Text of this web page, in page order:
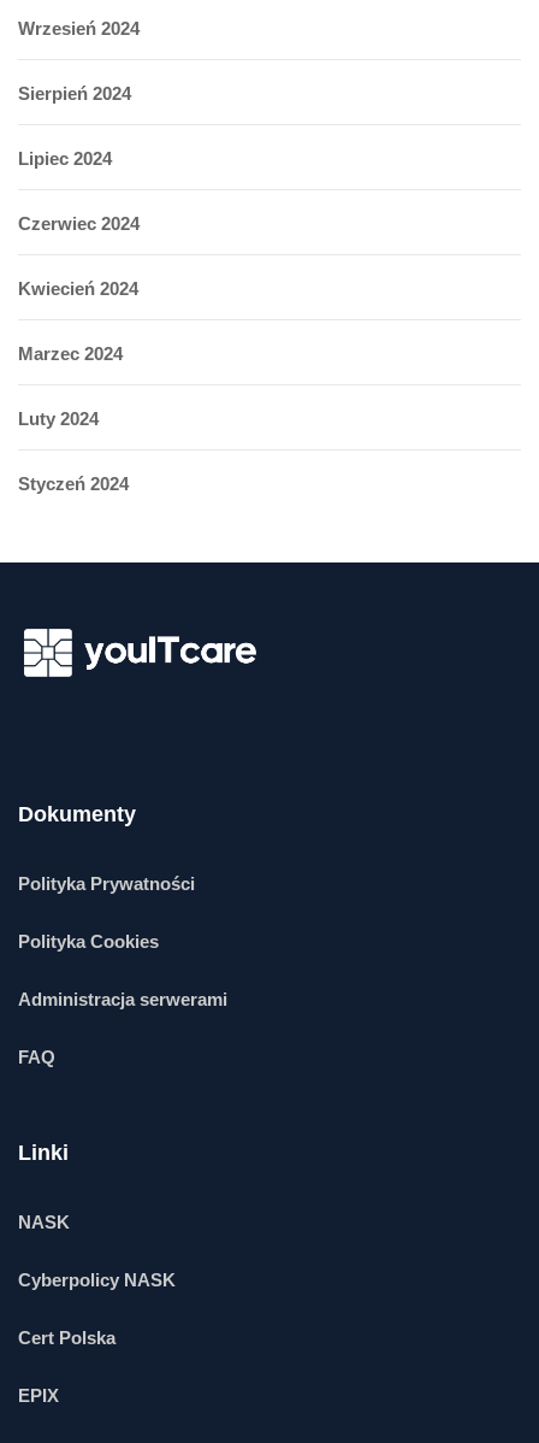
Wrzesień 2024
Sierpień 2024
Lipiec 2024
Czerwiec 2024
Kwiecień 2024
Marzec 2024
Luty 2024
Styczeń 2024
Dokumenty
Polityka Prywatności
Polityka Cookies
Administracja serwerami
FAQ
Linki
NASK
Cyberpolicy NASK
Cert Polska
EPIX